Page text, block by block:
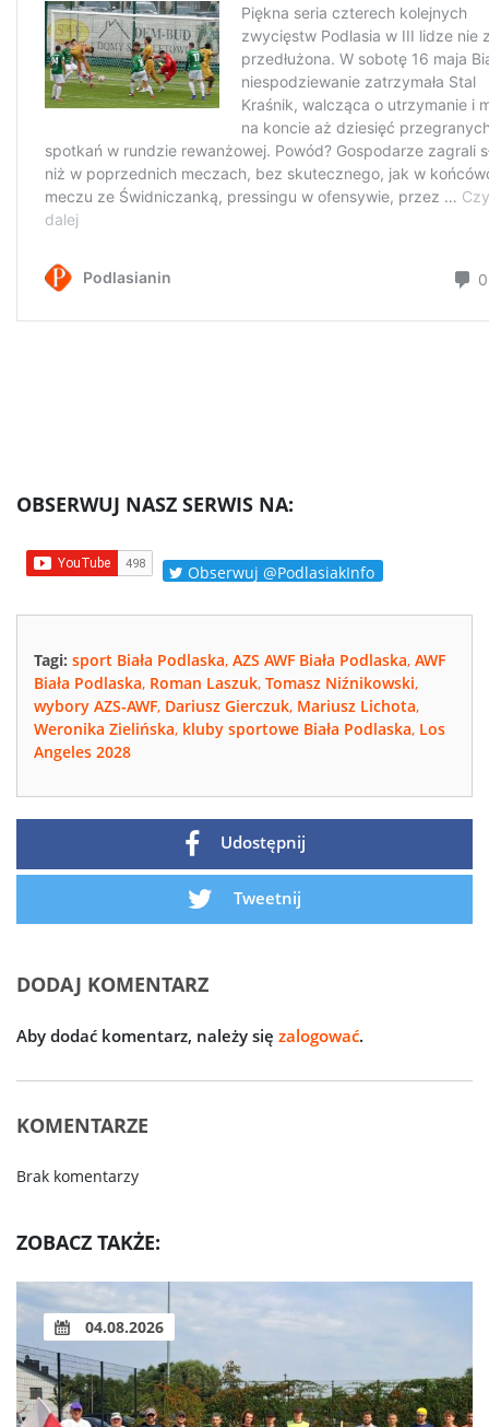
OBSERWUJ NASZ SERWIS NA:
Obserwuj @PodlasiakInfo
Tagi: sport Biała Podlaska, AZS AWF Biała Podlaska, AWF
Biała Podlaska, Roman Laszuk, Tomasz Niźnikowski,
wybory AZS-AWF, Dariusz Gierczuk, Mariusz Lichota,
Weronika Zielińska, kluby sportowe Biała Podlaska, Los
Angeles 2028
Udostępnij
Tweetnij
DODAJ KOMENTARZ
Aby dodać komentarz, należy się zalogować.
KOMENTARZE
Brak komentarzy
ZOBACZ TAKŻE:
04.08.2026